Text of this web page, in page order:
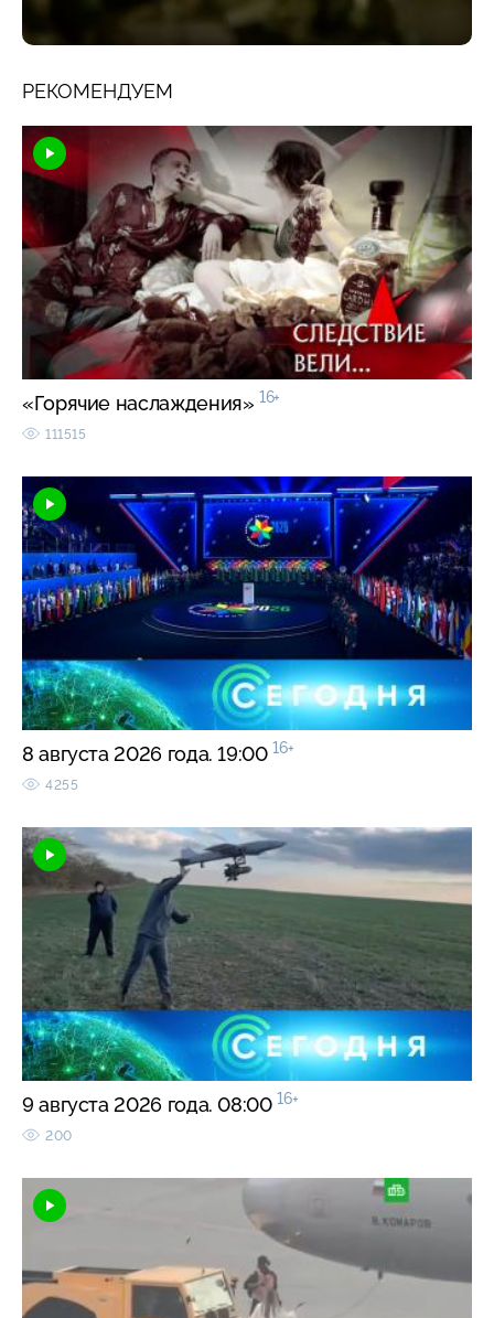
РЕКОМЕНДУЕМ
«Горячие наслаждения» 16+
111515
8 августа 2026 года. 19:00 16+
4255
9 августа 2026 года. 08:00 16+
200